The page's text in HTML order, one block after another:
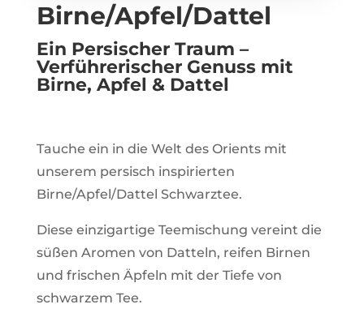
Birne/Apfel/Dattel
Ein Persischer Traum –
Verführerischer Genuss mit
Birne, Apfel & Dattel
Tauche ein in die Welt des Orients mit
unserem persisch inspirierten
Birne/Apfel/Dattel Schwarztee.
Diese einzigartige Teemischung vereint die
süßen Aromen von Datteln, reifen Birnen
und frischen Äpfeln mit der Tiefe von
schwarzem Tee.